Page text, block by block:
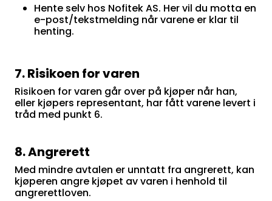
Hente selv hos Nofitek AS. Her vil du motta en
e-post/tekstmelding når varene er klar til
henting.
7. Risikoen for varen
Risikoen for varen går over på kjøper når han,
eller kjøpers representant, har fått varene levert i
tråd med punkt 6.
8. Angrerett
Med mindre avtalen er unntatt fra angrerett, kan
kjøperen angre kjøpet av varen i henhold til
angrerettloven.